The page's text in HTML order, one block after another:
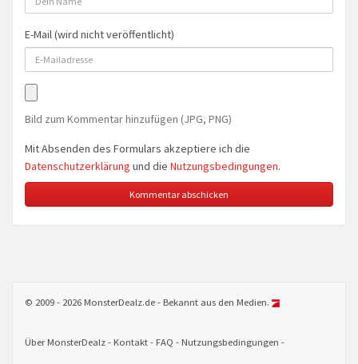
E-Mail (wird nicht veröffentlicht)
Bild zum Kommentar hinzufügen (JPG, PNG)
Mit Absenden des Formulars akzeptiere ich die
Datenschutzerklärung und die Nutzungsbedingungen.
© 2009 - 2026 MonsterDealz.de - Bekannt aus den Medien.
Über MonsterDealz Kontakt FAQ Nutzungsbedingungen